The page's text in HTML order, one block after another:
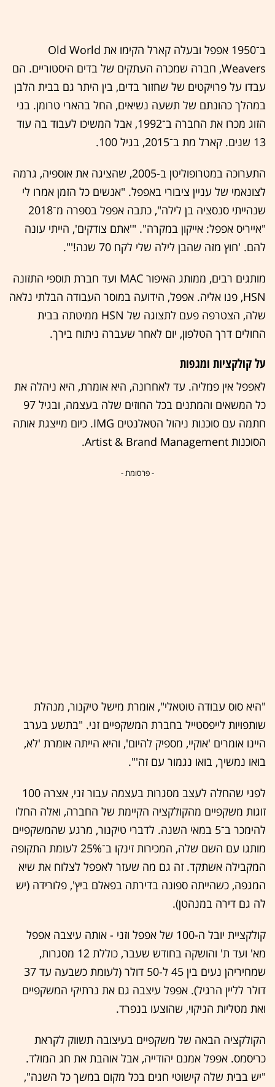
ב־1950 אפפל ובעלה קארל הקימו את Old World
Weavers, חברה שמכרה העתקים של בדים היסטוריים. הם
עבדו על פרויקטים של שחזור בדים, בין היתר גם בבית הלבן
במהלך כהונתם של תשעה נשיאים, החל בהארי טרומן. בני
הזוג מכרו את החברה ב־1992, אבל המשיכו לעבוד בה עוד
13 שנים. קארל מת ב־2015, בגיל 100.
התערוכה במטרופוליטן ב-2005, שהציגה את אוספיה, גרמה
לצונאמי של עניין ציבורי באפפל. "אנשים כל הזמן אמרו לי
שנהייתי סנסציה בן לילה", כתבה אפפל בספרה מ־2018
"אייריס אפפל: אייקון במקרה". "'אתם צודקים', הייתי עונה
להם. 'חוץ מזה שהבן לילה שלי לקח 70 שנה!'".
מותגים רבים, ממותג האיפור MAC ועד חברת תוספי התזונה
HSN, פנו אליה. אפפל, הידועה במוסר העבודה הבלתי נלאה
שלה, הצטרפה פעם לתצוגה של HSN ממיטתה בבית
החולים דרך הטלפון, יום לאחר שעברה ניתוח בירך.
על קולקציות ומגפות
לאפפל אין פמליה. עד לאחרונה, היא אומרת, היא ניהלה את
כל המשאים והמתנים בכל החוזים שלה בעצמה, ובגיל 97
חתמה עם סוכנות ניהול הטאלנטים IMG. כיום מייצגת אותה
הסוכנות Artist & Brand Management.
- פרסומת -
"היא סוס עבודה טוטאלי", אומרת מישל טיקנור, מנהלת
שותפויות לייפסטייל בחברת המשקפיים זני. "בתשע בערב
היינו אומרים 'אוקיי, מספיק להיום', והיא הייתה אומרת 'לא,
בואו נמשיך, בואו נגמור עם זה'".
לפני שהחלה לעצב מסגרות בעצמה עבור זני, אצרה 100
זוגות משקפיים מהקולקציה הקיימת של החברה, ואלה החלו
להימכר ב־5 במאי השנה. לדברי טיקנור, מרגע שהמשקפיים
מותגו עם השם שלה, המכירות זינקו ב־25% לעומת התקופה
המקבילה אשתקד. זה גם מה שעזר לאפפל לצלוח את שיא
המגפה, כשהייתה ספונה בדירתה בפאלם ביץ', פלורידה (יש
לה גם דירה במנהטן).
קולקציית יובל ה-100 של אפפל וזני - אותה עיצבה אפפל
מא' ועד ת' והושקה בחודש שעבר, כוללת 12 מסגרות,
שמחיריהן נעים בין 45 ל-50 דולר (לעומת כשבעה עד 37
דולר לליין הרגיל). אפפל עיצבה גם את נרתיקי המשקפיים
ואת מטליות הניקוי, שהוצעו בנפרד.
הקולקציה הבאה של משקפיים בעיצובה תשווק לקראת
כריסמס. אפפל אמנם יהודייה, אבל אוהבת את חג המולד.
"יש בבית שלה קישוטי חגים בכל מקום במשך כל השנה",